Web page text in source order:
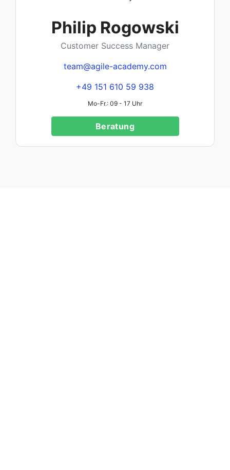
Philip Rogowski
Customer Success Manager
team@agile-academy.com
+49 151 610 59 938
Mo-Fr.: 09 - 17 Uhr
Beratung